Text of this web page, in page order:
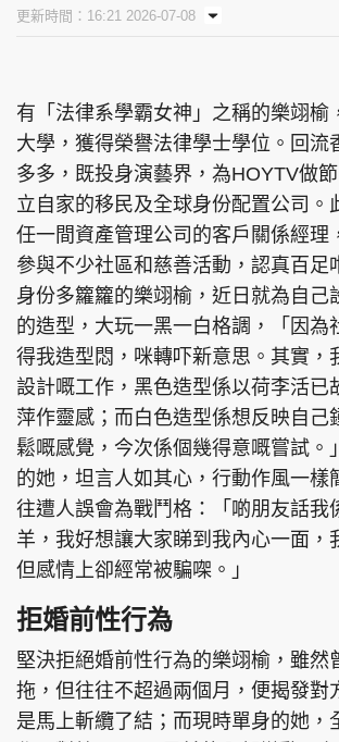
東周刊 cazbuyer
PCM 電腦廣場 星島頭條
頭條日報 星島環球
親子王 Oh!爸媽
頭條搵工
關於我們
聯絡我們
使用條款
版權及免責聲明
更新時間：16:21 2026-07-08
有「法律系學霸女神」之稱的樂翊榆
大學，獲得榮譽法律學士學位。回流
多多，既投身演藝界，為HOYTV做
立自家的移民及全球身份配置公司。
任一間資產管理公司的客戶關係經理
參與不少社區和慈善活動，認真百足
身份多籮籮的樂翊榆，近日就為自己
的造型，大玩一黑一白格調，「因為
得我造型悶，咪轉吓新意思。其實，
設計嘅工作，黑色造型係以荷李活已
萍作靈感；而白色造型係想反映自己
鬆嘅感覺，今次係個幾得意嘅嘗試。
的她，坦言人如其心，行動作風一樣
往遭人誤會為戰鬥格：「啲朋友話我
羊，我好想讓大家睇到我內心一面，
但感情上卻經常被騙㗎。」
拒婚前性行為
堅決拒絕婚前性行為的樂翊榆，雖然
拖，但往往不超過兩個月，便揭發對
是馬上斬纜了結；而現時單身的她，